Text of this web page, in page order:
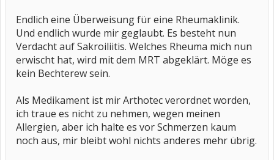
Endlich eine Überweisung für eine Rheumaklinik.
Und endlich wurde mir geglaubt. Es besteht nun
Verdacht auf Sakroiliitis. Welches Rheuma mich nun
erwischt hat, wird mit dem MRT abgeklärt. Möge es
kein Bechterew sein.
Als Medikament ist mir Arthotec verordnet worden,
ich traue es nicht zu nehmen, wegen meinen
Allergien, aber ich halte es vor Schmerzen kaum
noch aus, mir bleibt wohl nichts anderes mehr übrig.